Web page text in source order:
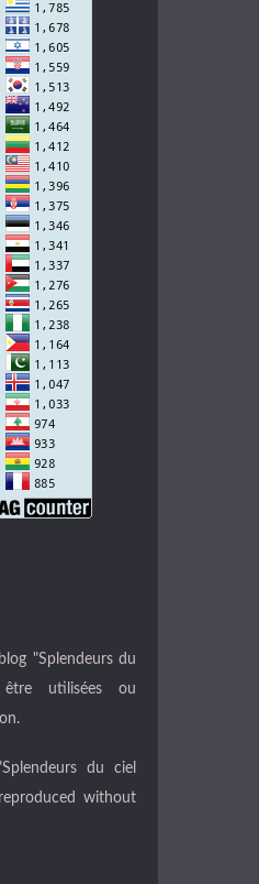
"Splendeurs du
utilisées ou
du ciel
without